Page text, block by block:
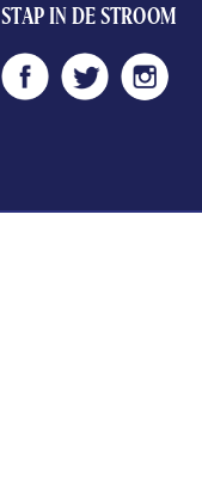
STAP IN DE STROOM